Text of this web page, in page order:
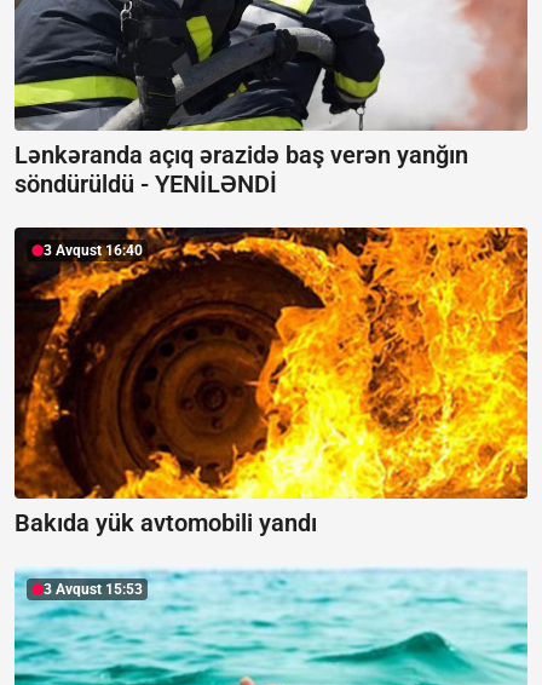
Lənkəranda açıq ərazidə baş verən yanğın
söndürüldü - YENİLƏNDİ
3 Avqust 16:40
Bakıda yük avtomobili yandı
3 Avqust 15:53